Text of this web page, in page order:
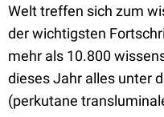
Welt treffen sich zum
der wichtigsten
mehr als 10.800
dieses Jahr alles unter
(perkutane